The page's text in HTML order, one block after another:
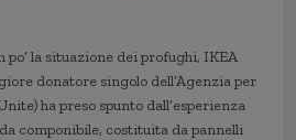
la situazione dei profughi, IKEA
donatore singolo dell’Agenzia per
ha preso spunto dall’esperienza
componibile, costituita da pannelli